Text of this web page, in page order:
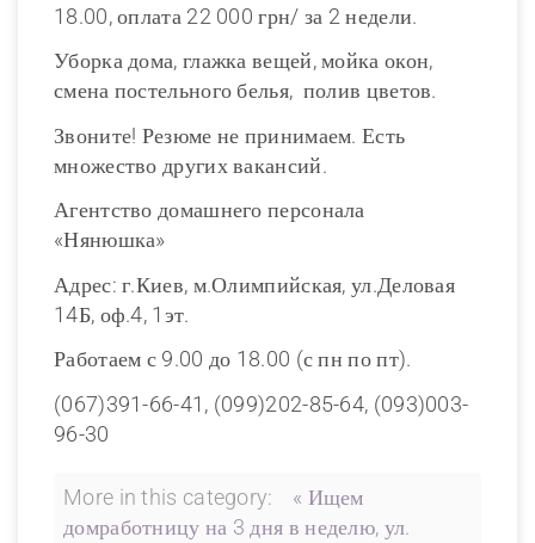
18.00, оплата 22 000 грн/ за 2 недели.
Уборка дома, глажка вещей, мойка окон,
смена постельного белья, полив цветов.
Звоните! Резюме не принимаем. Есть
множество других вакансий.
Агентство домашнего персонала
«Нянюшка»
Адрес: г.Киев, м.Олимпийская, ул.Деловая
14Б, оф.4, 1эт.
Работаем с 9.00 до 18.00 (с пн по пт).
(067)391-66-41, (099)202-85-64, (093)003-
96-30
More in this category:
« Ищем
домработницу на 3 дня в неделю, ул.